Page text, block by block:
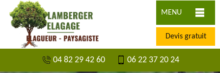
MENU
Devis gratuit
04 82 29 42 60 06 22 37 20 24